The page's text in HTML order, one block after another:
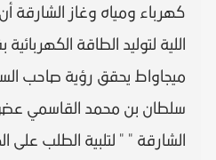
كهرباء ومياه وغاز
ميجاواط يحقق رؤية صاحب
سلطان بن محمد القاسمي
الشارقة " " لتلبية الطلب على